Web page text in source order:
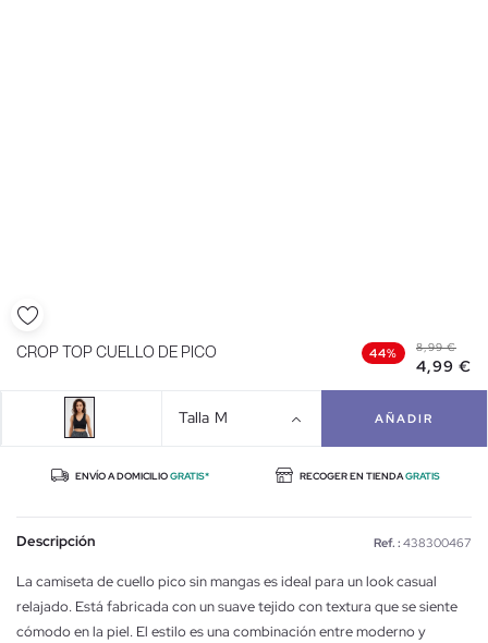
CROP TOP CUELLO DE PICO 44% 8,99 €
4,99 €
Talla M AÑADIR
ENVÍO A DOMICILIOGRATIS* RECOGER EN TIENDAGRATIS
Descripción Ref. : 438300467
La camiseta de cuello pico sin mangas es ideal para un look casual
relajado. Está fabricada con un suave tejido con textura que se siente
cómodo en la piel. El estilo es una combinación entre moderno y